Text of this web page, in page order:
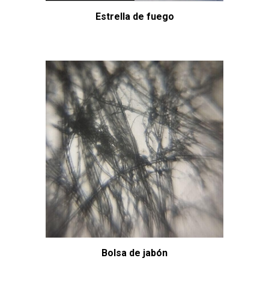
Estrella de fuego
Bolsa de jabón